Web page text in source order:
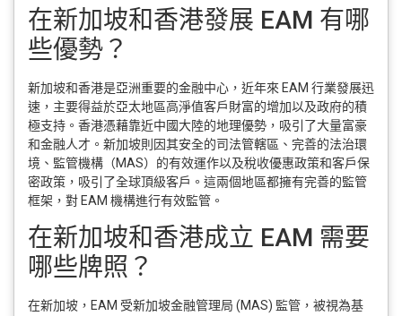
在新加坡和香港發展 EAM 有哪
些優勢？
新加坡和香港是亞洲重要的金融中心，近年來 EAM 行業發展迅
速，主要得益於亞太地區高淨值客戶財富的增加以及政府的積
極支持。香港憑藉靠近中國大陸的地理優勢，吸引了大量富豪
和金融人才。新加坡則因其安全的司法管轄區、完善的法治環
境、監管機構（MAS）的有效運作以及稅收優惠政策和客戶保
密政策，吸引了全球頂級客戶。這兩個地區都擁有完善的監管
框架，對 EAM 機構進行有效監管。
在新加坡和香港成立 EAM 需要
哪些牌照？
在新加坡，EAM 受新加坡金融管理局 (MAS) 監管，被視為基